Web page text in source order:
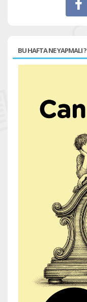
BU HAFTA NE YAPMALI ?